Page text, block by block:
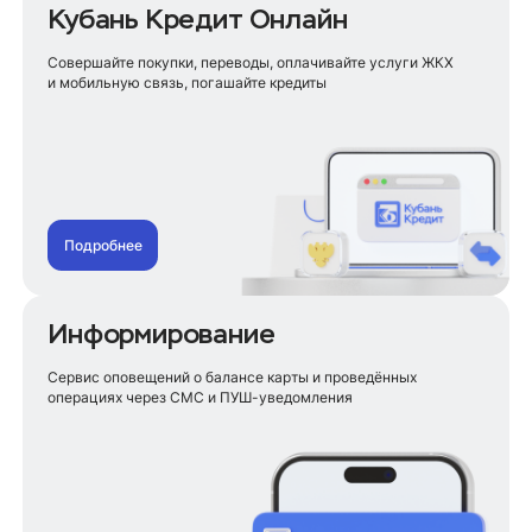
Для самозанятых
Для студентов
Для пенсионеров
Для учителей
На покупку земельного участка
На отпуск
На сбор ребенка в школу
Рефинансирование кредита
Для пенсионеров
Без поручителей
Рефинансирование кредитных карт
Кубань Кредит Онлайн
Совершайте покупки, переводы, оплачивайте услуги ЖКХ
и мобильную связь, погашайте кредиты
Подробнее
Информирование
Сервис оповещений о балансе карты и проведённых
операциях через СМС и ПУШ-уведомления